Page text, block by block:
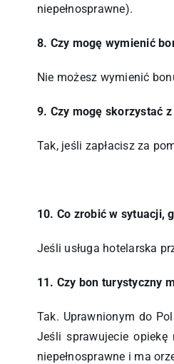
niepełnosprawne).
8. Czy mogę wymienić
Nie możesz wymienić
9. Czy mogę skorzystać
Tak, jeśli zapłacisz za
10. Co zrobić w sytuacji,
Jeśli usługa hotelarska
11. Czy bon turystyczny
Tak. Uprawnionym do
Jeśli sprawujecie opiekę
niepełnosprawne i ma